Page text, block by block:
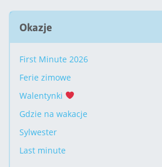
Okazje
First Minute 2026
Ferie zimowe
Walentynki
Gdzie na wakacje
Sylwester
Last minute